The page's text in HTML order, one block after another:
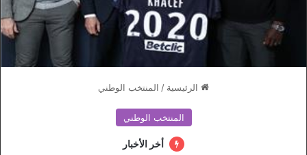
الرئيسية / المنتخب الوطني
المنتخب الوطني
أخر الأخبار